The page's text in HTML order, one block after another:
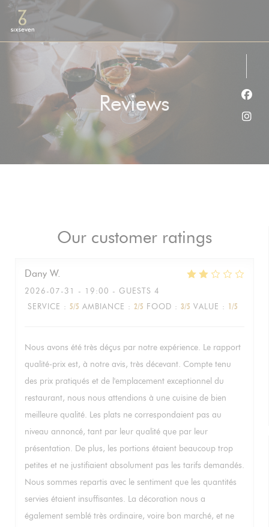
Personalizing your cookie choices
Reviews
Our customer ratings
Dany W
2026-07-31
- 19:00 - GUESTS 4
SERVICE : 5/5 AMBIANCE : 2/5 FOOD : 3/5 VALUE : 1/5
Nous avons été très déçus par notre expérience. Le rapport
qualité-prix est, à notre avis, très décevant. Compte tenu
des prix pratiqués et de l'emplacement exceptionnel du
restaurant, nous nous attendions à une cuisine de bien
meilleure qualité. Les plats ne correspondaient pas au
niveau annoncé, tant par leur qualité que par leur
présentation. De plus, les portions étaient beaucoup trop
petites et ne justifiaient absolument pas les tarifs demandés.
Nous sommes repartis avec le sentiment que les quantités
servies étaient insuffisantes. La décoration nous a
également semblé très ordinaire, voire bon marché, et ne